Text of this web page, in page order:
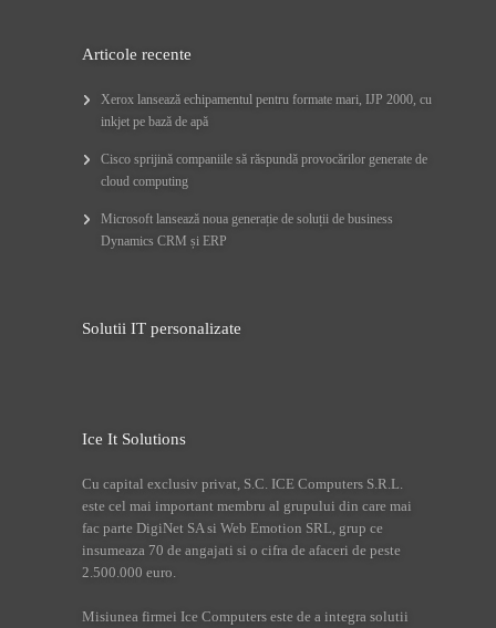
Articole recente
Xerox lansează echipamentul pentru formate mari, IJP 2000, cu
inkjet pe bază de apă
Cisco sprijină companiile să răspundă provocărilor generate de
cloud computing
Microsoft lansează noua generație de soluții de business
Dynamics CRM și ERP
Solutii IT personalizate
Ice It Solutions
Cu capital exclusiv privat, S.C. ICE Computers S.R.L.
este cel mai important membru al grupului din care mai
fac parte DigiNet SA si Web Emotion SRL, grup ce
insumeaza 70 de angajati si o cifra de afaceri de peste
2.500.000 euro.
Misiunea firmei Ice Computers este de a integra solutii